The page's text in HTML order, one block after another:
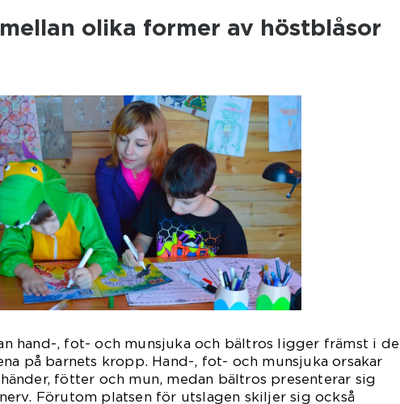
olika former av höstblåsor
hand-, fot- och munsjuka och bältros ligger främst i de
på barnets kropp. Hand-, fot- och munsjuka orsakar
fötter och mun, medan bältros presenterar sig
Förutom platsen för utslagen skiljer sig också